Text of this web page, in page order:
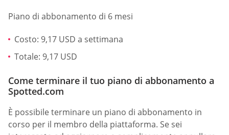
Piano di abbonamento di 6 mesi
Costo: 9,17 USD a settimana
Totale: 9,17 USD
Come terminare il tuo piano di abbonamento a
Spotted.com
È possibile terminare un piano di abbonamento in
corso per il membro della piattaforma. Se sei